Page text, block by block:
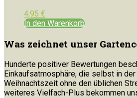
4,95 €
In den Warenkorb
Was zeichnet unser
Hunderte positiver Bewertungen
Einkaufsatmosphäre, die selbst in
Weihnachtszeit ohne den üblichen
weiteres Vielfach-Plus bekommen